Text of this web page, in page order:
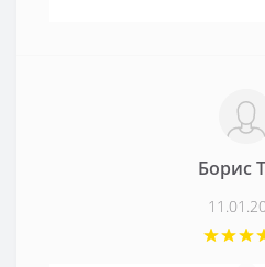
Борис